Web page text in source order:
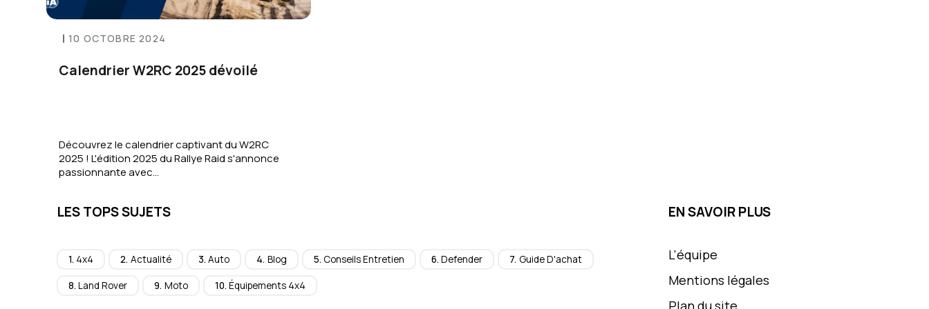
10 OCTOBRE 2024
Calendrier W2RC 2025 dévoilé
Découvrez le calendrier captivant du W2RC
2025 ! L'édition 2025 du Rallye Raid s'annonce
passionnante avec…
LES TOPS SUJETS
4x4 Actualité Auto Blog Conseils Entretien Defender Guide D'achat
Land Rover Moto Équipements 4x4
EN SAVOIR PLUS
L'équipe
Mentions légales